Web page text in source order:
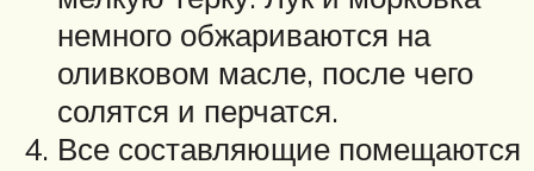
немного обжариваются на
оливковом масле, после чего
солятся и перчатся.
Все составляющие помещаются